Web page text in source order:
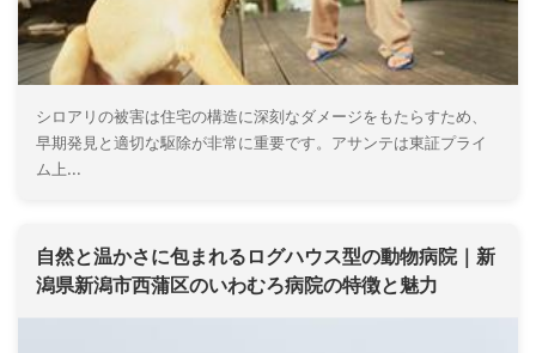
シロアリの被害は住宅の構造に深刻なダメージをもたらすため、
早期発見と適切な駆除が非常に重要です。アサンテは東証プライ
ム上...
自然と温かさに包まれるログハウス型の動物病院｜新
潟県新潟市西蒲区のいわむろ病院の特徴と魅力